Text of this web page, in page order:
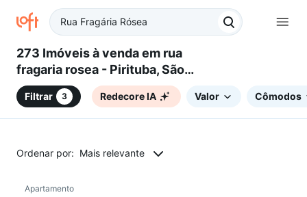
273 Imóveis à venda em rua
fragaria rosea - Pirituba, São
Paulo, SP
Filtrar 3 Redecore IA Valor Cômodos
Ordenar por: Mais relevante
Redecorar
Apartamento